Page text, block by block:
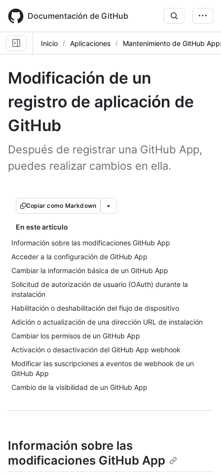
main
content
Documentación de GitHub
Inicio Aplicaciones Mantenimiento de GitHub
Modificación de un
registro de aplicación de
GitHub
Después de registrar una GitHub App,
puedes realizar cambios en ella.
Copiar como Markdown
En este artículo
Información sobre las modificaciones GitHub App
Acceder a la configuración de GitHub App
Cambiar la información básica de un GitHub App
Solicitud de autorización de usuario (OAuth) durante la
instalación
Habilitación o deshabilitación del flujo de dispositivo
Adición o actualización de una dirección URL de instalación
Cambiar los permisos de un GitHub App
Activación o desactivación del GitHub App webhook
Modificar las suscripciones a eventos de webhook de un
GitHub App
Cambio de la visibilidad de un GitHub App
Información sobre las
modificaciones GitHub App